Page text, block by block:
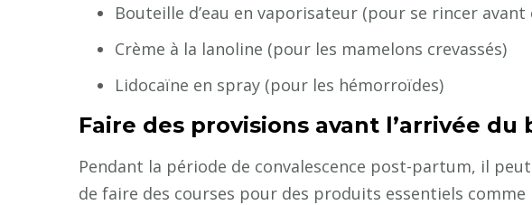
Bouteille d’eau en vaporisateur (pour se rincer
Crème à la lanoline (pour les mamelons crevassés)
Lidocaïne en spray (pour les hémorroïdes)
Faire des provisions avant l’arrivée du
Pendant la période de convalescence post-partum, il
de faire des courses pour des produits essentiels